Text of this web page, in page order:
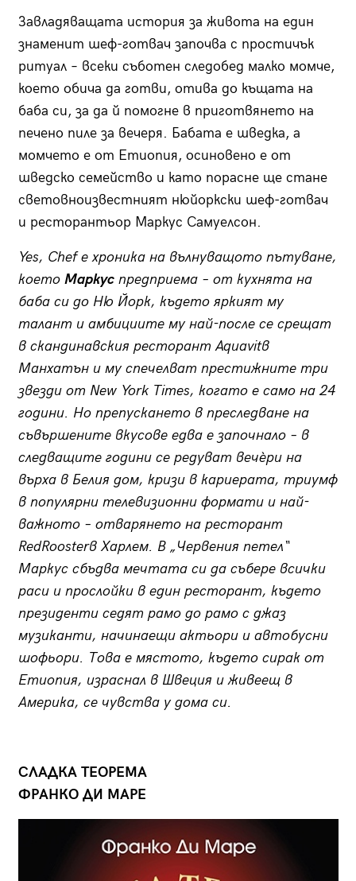
Завладяващата история за живота на един
знаменит шеф-готвач започва с простичък
ритуал – всеки съботен следобед малко момче,
което обича да готви, отива до къщата на
баба си, за да й помогне в приготвянето на
печено пиле за вечеря. Бабата е шведка, а
момчето е от Етиопия, осиновено е от
шведско семейство и като порасне ще стане
световноизвестният нюйоркски шеф-готвач
и ресторантьор Маркус Самуелсон.
Yes, Chef е хроника на вълнуващото пътуване,
което Маркуспредприема – от кухнята на
баба си до Ню Йорк, където яркият му
талант и амбициите му най-после се срещат
в скандинавския ресторант Aquavitв
Манхатън и му спечелват престижните три
звезди от New York Times, когато е само на 24
години. Но препускането в преследване на
съвършените вкусове едва е започнало – в
следващите години се редуват вечѐри на
върха в Белия дом, кризи в кариерата, триумф
в популярни телевизионни формати и най-
важното – отварянето на ресторант
RedRoosterв Харлем. В „Червения петел“
Маркус сбъдва мечтата си да събере всички
раси и прослойки в един ресторант, където
президенти седят рамо до рамо с джаз
музиканти, начинаещи актьори и автобусни
шофьори. Това е мястото, където сирак от
Етиопия, израснал в Швеция и живеещ в
Америка, се чувства у дома си.
СЛАДКА ТЕОРЕМА
ФРАНКО ДИ МАРЕ